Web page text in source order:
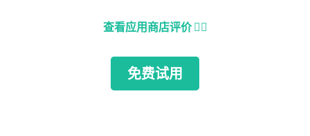
查看应用商店评价👈🏼
免费试用